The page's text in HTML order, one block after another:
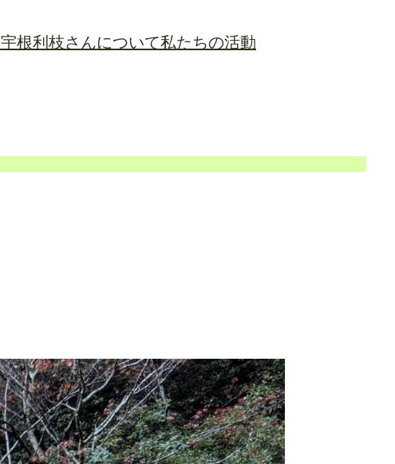
宇根利枝さんについて私たちの活動